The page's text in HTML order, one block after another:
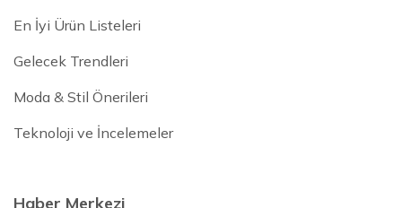
En İyi Ürün Listeleri
Gelecek Trendleri
Moda & Stil Önerileri
Teknoloji ve İncelemeler
Haber Merkezi